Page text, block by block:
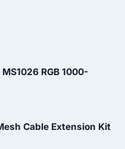
RGB 1000-
Cable Extension Kit